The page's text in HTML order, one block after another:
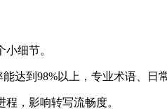
细节。
达到98%以上，专业术语、日
，影响转写流畅度。